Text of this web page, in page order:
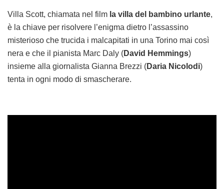
Villa Scott, chiamata nel film la villa del bambino urlante,
è la chiave per risolvere l’enigma dietro l’assassino
misterioso che trucida i malcapitati in una Torino mai così
nera e che il pianista Marc Daly (David Hemmings)
insieme alla giornalista Gianna Brezzi (Daria Nicolodi)
tenta in ogni modo di smascherare.